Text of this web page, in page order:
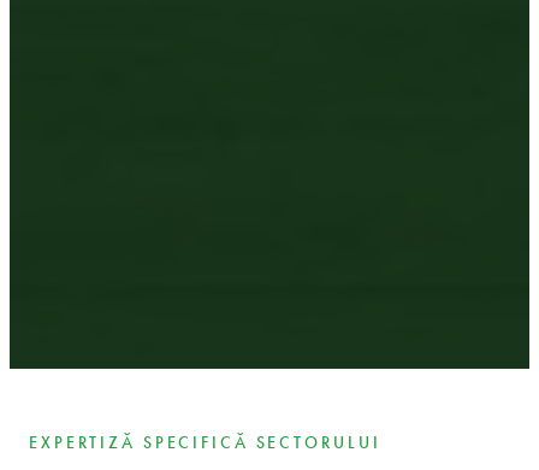
EXPERTIZĂ SPECIFICĂ SECTORULUI